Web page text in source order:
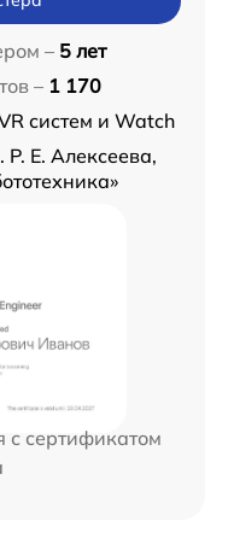
– 5 лет
– 1 170
систем и Watch
Е. Алексеева,
с сертификатом